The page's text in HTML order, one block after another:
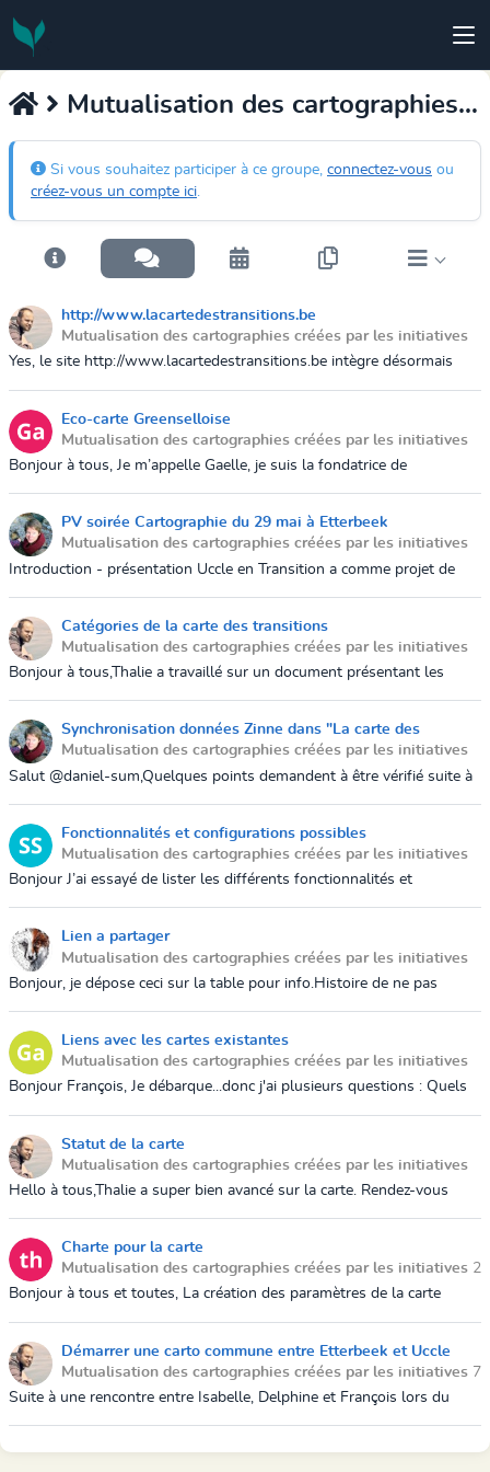
Mutualisation des cartographies créées par les initiatives
Si vous souhaitez participer à ce groupe, connectez-vous ou
créez-vous un compte ici.
http://www.lacartedestransitions.be
Mutualisation des cartographies créées par les initiatives
24 novembre 2019 16:24
Yes, le site http://www.lacartedestransitions.be intègre désormais
Eco-carte Greenselloise
Mutualisation des cartographies créées par les initiatives
14 août 2019 10:41
Bonjour à tous, Je m’appelle Gaelle, je suis la fondatrice de
permet de vous...
PV soirée Cartographie du 29 mai à Etterbeek
Mutualisation des cartographies créées par les initiatives
12 août 2019 16:00
Introduction - présentation Uccle en Transition a comme projet de
Catégories de la carte des transitions
Mutualisation des cartographies créées par les initiatives
18 juin 2019 18:44
Bonjour à tous,Thalie a travaillé sur un document présentant les
ici: https://docs.google.com/document/d/1nS3yN...
Synchronisation données Zinne dans "La carte des
transitions"
Mutualisation des cartographies créées par les initiatives
11 juin 2019 10:25
Salut @daniel-sum,Quelques points demandent à être vérifié suite à
Fonctionnalités et configurations possibles
Mutualisation des cartographies créées par les initiatives
29 mai 2019 18:08
Bonjour J’ai essayé de lister les différents fonctionnalités et
Lien a partager
Mutualisation des cartographies créées par les initiatives
27 mai 2019 16:43
Bonjour, je dépose ceci sur la table pour info.Histoire de ne pas
Liens avec les cartes existantes
Mutualisation des cartographies créées par les initiatives
27 mai 2019 16:42
Bonjour François, Je débarque...donc j'ai plusieurs questions : Quels
Statut de la carte
Mutualisation des cartographies créées par les initiatives
23 mai 2019 17:22
Hello à tous,Thalie a super bien avancé sur la carte. Rendez-vous
? François
Charte pour la carte
Mutualisation des cartographies créées par les initiatives 2
mai 2019 10:39
Bonjour à tous et toutes, La création des paramètres de la carte
Démarrer une carto commune entre Etterbeek et Uccle
Mutualisation des cartographies créées par les initiatives 7
avril 2019 18:15
Suite à une rencontre entre Isabelle, Delphine et François lors du